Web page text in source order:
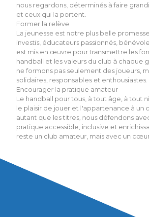
nous regardons, déterminés à faire
et ceux qui la portent.
Former la relève
La jeunesse est notre plus belle
investis, éducateurs passionnés,
est mis en œuvre pour transmettre les
handball et les valeurs du club à chaque
ne formons pas seulement des joueurs,
solidaires, responsables et enthousiastes.
Encourager la pratique amateur
Le handball pour tous, à tout âge, à tout
le plaisir de jouer et l'appartenance à un
autant que les titres, nous défendons
pratique accessible, inclusive et
reste un club amateur, mais avec un